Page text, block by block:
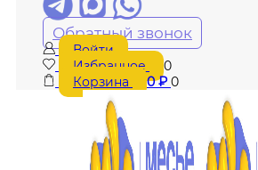
Обратный звонок
Войти
Избранное
0
Корзина
0₽ 0